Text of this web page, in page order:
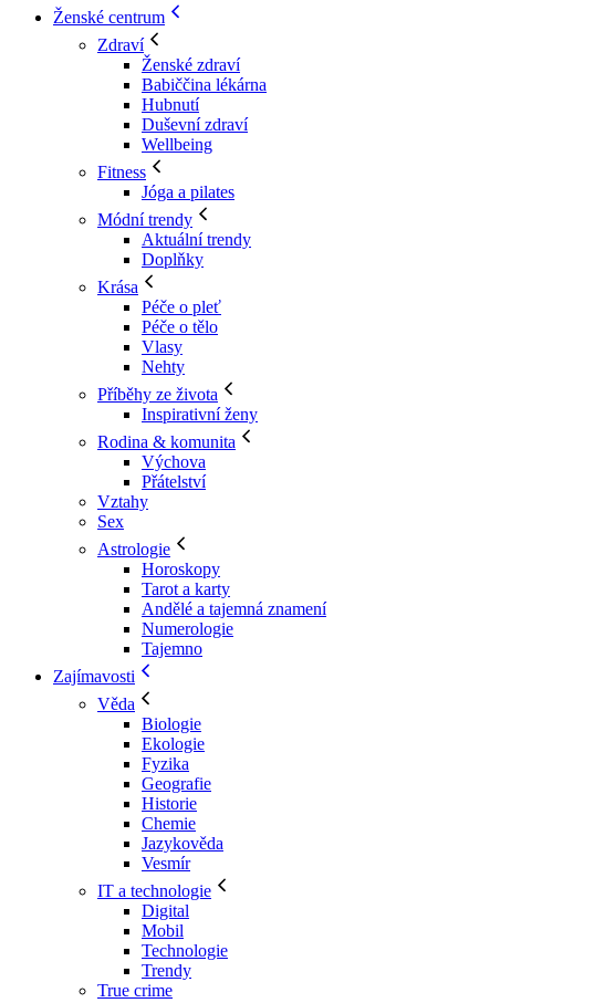
Ženské centrum
Zdraví
Ženské zdraví
Babiččina lékárna
Hubnutí
Duševní zdraví
Wellbeing
Fitness
Jóga a pilates
Módní trendy
Aktuální trendy
Doplňky
Krása
Péče o pleť
Péče o tělo
Vlasy
Nehty
Příběhy ze života
Inspirativní ženy
Rodina & komunita
Výchova
Přátelství
Vztahy
Sex
Astrologie
Horoskopy
Tarot a karty
Andělé a tajemná znamení
Numerologie
Tajemno
Zajímavosti
Věda
Biologie
Ekologie
Fyzika
Geografie
Historie
Chemie
Jazykověda
Vesmír
IT a technologie
Digital
Mobil
Technologie
Trendy
True crime